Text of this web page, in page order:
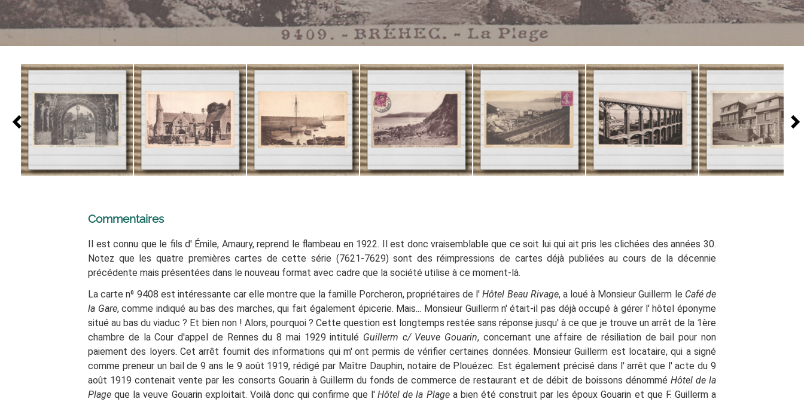
Commentaires
Il est connu que le fils d' Émile, Amaury, reprend le flambeau en 1922. Il est donc vraisemblable que ce soit lui qui ait pris les clichées des années 30.
Notez que les quatre premières cartes de cette série (7621-7629) sont des réimpressions de cartes déjà publiées au cours de la décennie
précédente mais présentées dans le nouveau format avec cadre que la société utilise à ce moment-là.
La carte n⁰ 9408 est intéressante car elle montre que la famille Porcheron, propriétaires de l'Hôtel Beau Rivage, a loué à Monsieur Guillerm le Café de
la Gare, comme indiqué au bas des marches, qui fait également épicerie. Mais... Monsieur Guillerm n' était-il pas déjà occupé à gérer l' hôtel éponyme
situé au bas du viaduc ? Et bien non ! Alors, pourquoi ? Cette question est longtemps restée sans réponse jusqu' à ce que je trouve un arrêt de la 1ère
chambre de la Cour d'appel de Rennes du 8 mai 1929 intitulé Guillerm c/ Veuve Gouarin, concernant une affaire de résiliation de bail pour non
paiement des loyers. Cet arrêt fournit des informations qui m' ont permis de vérifier certaines données. Monsieur Guillerm est locataire, qui a signé
comme preneur un bail de 9 ans le 9 août 1919, rédigé par Maître Dauphin, notaire de Plouézec. Est également précisé dans l' arrêt que l' acte du 9
août 1919 contenait vente par les consorts Gouarin à Guillerm du fonds de commerce de restaurant et de débit de boissons dénommé Hôtel de la
Plage que la veuve Gouarin exploitait. Voilà donc qui confirme que l' Hôtel de la Plagea bien été construit par les époux Gouarin et que F. Guillerm a